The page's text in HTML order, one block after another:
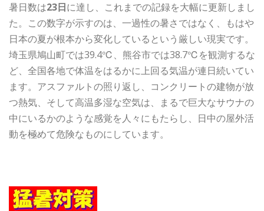
暑日数は23日に達し、これまでの記録を大幅に更新しまし
た。この数字が示すのは、一過性の暑さではなく、もはや
日本の夏が根本から変化しているという厳しい現実です。
埼玉県鳩山町では39.4℃、熊谷市では38.7℃を観測するな
ど、全国各地で体温をはるかに上回る気温が連日続いてい
ます。アスファルトの照り返し、コンクリートの建物が放
つ熱気、そして高温多湿な空気は、まるで巨大なサウナの
中にいるかのような感覚を人々にもたらし、日中の屋外活
動を極めて危険なものにしています。